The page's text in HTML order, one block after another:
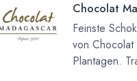
Chocolat
Feinste
von
Plantagen.